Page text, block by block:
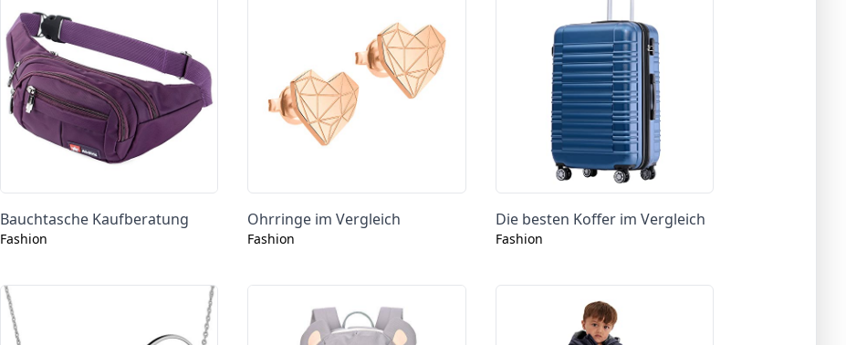
Bauchtasche Kaufberatung
Fashion
Ohrringe im Vergleich
Fashion
Die besten Koffer im Vergleich
Fashion